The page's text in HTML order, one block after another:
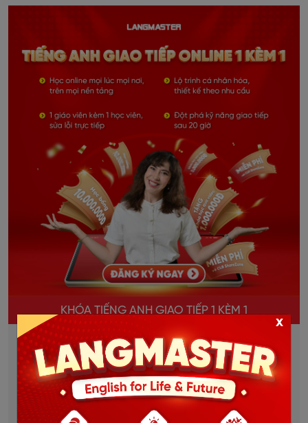
KHÓA TIẾNG ANH GIAO TIẾP 1 KÈM 1
Học và trao đổi trực tiếp 1 thầy 1 trò.
Giao tiếp liên tục, sửa lỗi kịp thời, bù đắp lỗ hổng
ngay lập tức.
Lộ trình học được thiết kế riêng cho từng học viên.
x